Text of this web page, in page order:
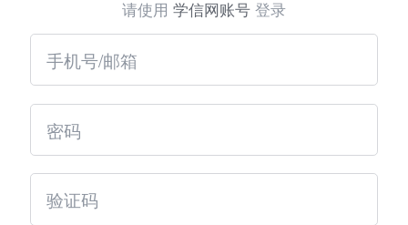
请使用 学信网账号 登录